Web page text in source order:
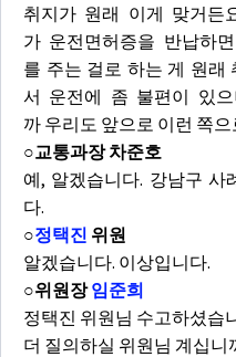
취지가 원래 이게 맞거든
가 운전면허증을 반납하
를 주는 걸로 하는 게 원래
서 운전에 좀 불편이 있
까 우리도 앞으로 이런 쪽
○교통과장 차준호
예, 알겠습니다. 강남구 사
다.
○정택진 위원
알겠습니다. 이상입니다.
○위원장임준희
정택진 위원님 수고하셨습
더 질의하실 위원님 계십니